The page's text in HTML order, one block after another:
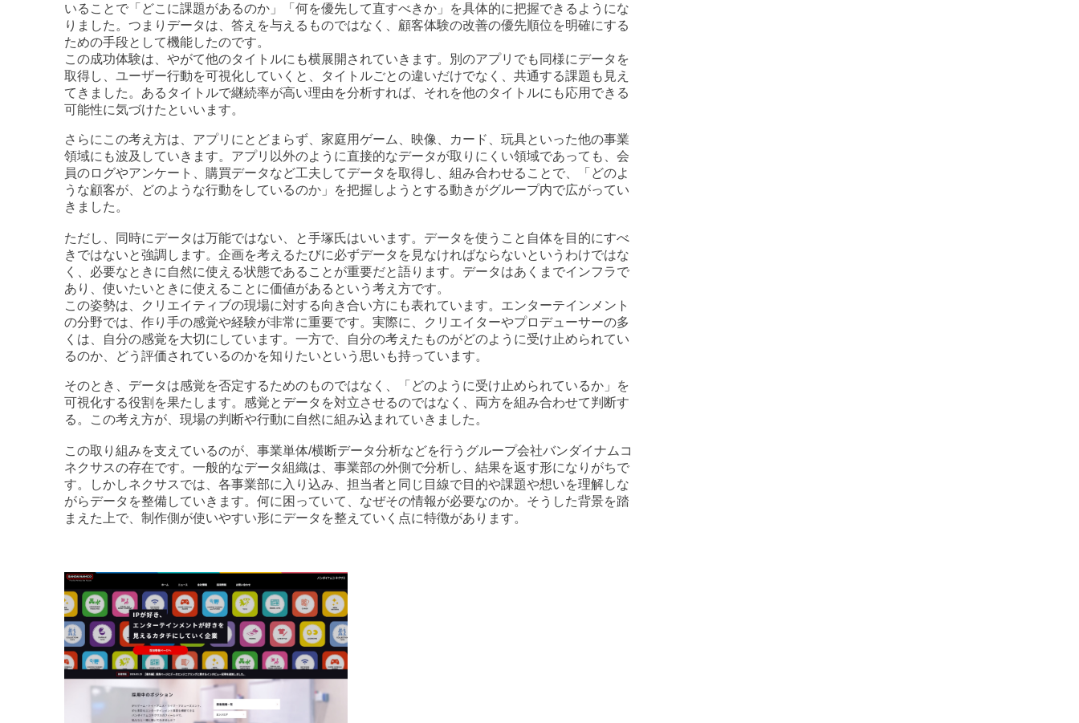
いることで「どこに課題があるのか」「何を優先して直すべきか」を具体的に把握できるようにな
りました。つまりデータは、答えを与えるものではなく、顧客体験の改善の優先順位を明確にする
ための手段として機能したのです。
この成功体験は、やがて他のタイトルにも横展開されていきます。別のアプリでも同様にデータを
取得し、ユーザー行動を可視化していくと、タイトルごとの違いだけでなく、共通する課題も見え
てきました。あるタイトルで継続率が高い理由を分析すれば、それを他のタイトルにも応用できる
可能性に気づけたといいます。
さらにこの考え方は、アプリにとどまらず、家庭用ゲーム、映像、カード、玩具といった他の事業
領域にも波及していきます。アプリ以外のように直接的なデータが取りにくい領域であっても、会
員のログやアンケート、購買データなど工夫してデータを取得し、組み合わせることで、「どのよ
うな顧客が、どのような行動をしているのか」を把握しようとする動きがグループ内で広がってい
きました。
ただし、同時にデータは万能ではない、と手塚氏はいいます。データを使うこと自体を目的にすべ
きではないと強調します。企画を考えるたびに必ずデータを見なければならないというわけではな
く、必要なときに自然に使える状態であることが重要だと語ります。データはあくまでインフラで
あり、使いたいときに使えることに価値があるという考え方です。
この姿勢は、クリエイティブの現場に対する向き合い方にも表れています。エンターテインメント
の分野では、作り手の感覚や経験が非常に重要です。実際に、クリエイターやプロデューサーの多
くは、自分の感覚を大切にしています。一方で、自分の考えたものがどのように受け止められてい
るのか、どう評価されているのかを知りたいという思いも持っています。
そのとき、データは感覚を否定するためのものではなく、「どのように受け止められているか」を
可視化する役割を果たします。感覚とデータを対立させるのではなく、両方を組み合わせて判断す
る。この考え方が、現場の判断や行動に自然に組み込まれていきました。
この取り組みを支えているのが、事業単体/横断データ分析などを行うグループ会社バンダイナムコ
ネクサスの存在です。一般的なデータ組織は、事業部の外側で分析し、結果を返す形になりがちで
す。しかしネクサスでは、各事業部に入り込み、担当者と同じ目線で目的や課題や想いを理解しな
がらデータを整備していきます。何に困っていて、なぜその情報が必要なのか。そうした背景を踏
まえた上で、制作側が使いやすい形にデータを整えていく点に特徴があります。